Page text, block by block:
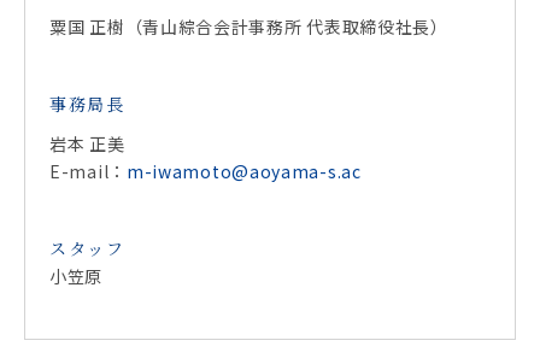
粟国 正樹（青山綜合会計事務所 代表取締役社長）
事務局長
岩本 正美
E-mail： m-iwamoto@aoyama-s.ac
スタッフ
小笠原